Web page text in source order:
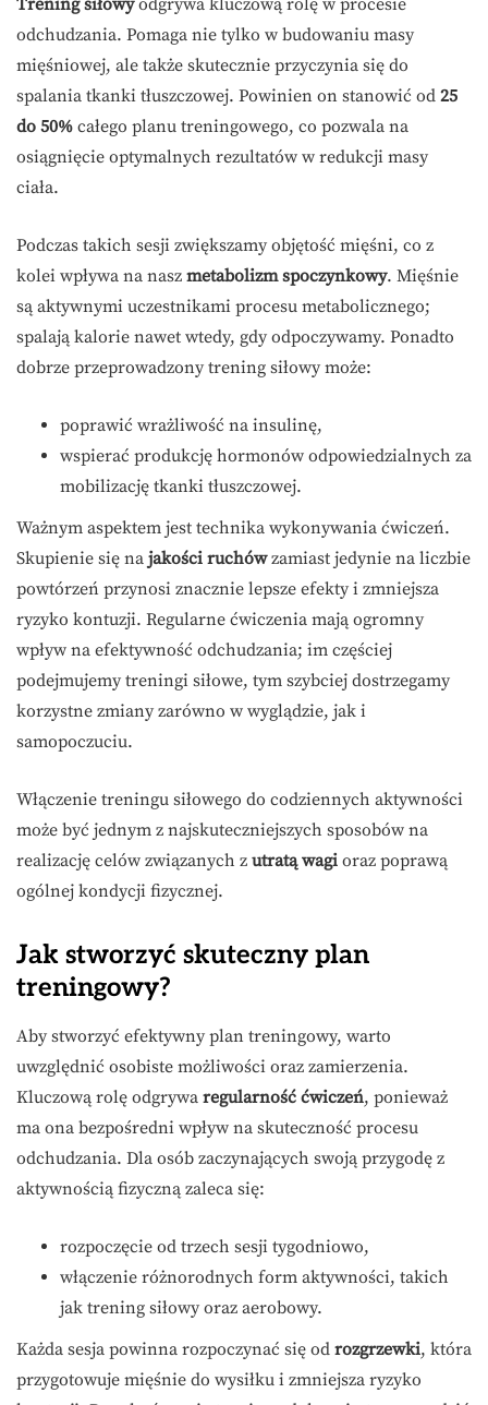
Trening siłowyodgrywa kluczową rolę w procesie
odchudzania. Pomaga nie tylko w budowaniu masy
mięśniowej, ale także skutecznie przyczynia się do
spalania tkanki tłuszczowej. Powinien on stanowić od 25
do 50% całego planu treningowego, co pozwala na
osiągnięcie optymalnych rezultatów w redukcji masy
ciała.
Podczas takich sesji zwiększamy objętość mięśni, co z
kolei wpływa na nasz metabolizm spoczynkowy. Mięśnie
są aktywnymi uczestnikami procesu metabolicznego;
spalają kalorie nawet wtedy, gdy odpoczywamy. Ponadto
dobrze przeprowadzony trening siłowy może:
poprawić wrażliwość na insulinę,
wspierać produkcję hormonów odpowiedzialnych za
mobilizację tkanki tłuszczowej.
Ważnym aspektem jest technika wykonywania ćwiczeń.
Skupienie się na jakości ruchówzamiast jedynie na liczbie
powtórzeń przynosi znacznie lepsze efekty i zmniejsza
ryzyko kontuzji. Regularne ćwiczenia mają ogromny
wpływ na efektywność odchudzania; im częściej
podejmujemy treningi siłowe, tym szybciej dostrzegamy
korzystne zmiany zarówno w wyglądzie, jak i
samopoczuciu.
Włączenie treningu siłowego do codziennych aktywności
może być jednym z najskuteczniejszych sposobów na
realizację celów związanych z utratą wagi oraz poprawą
ogólnej kondycji fizycznej.
Jak stworzyć skuteczny plan
treningowy?
Aby stworzyć efektywny plan treningowy, warto
uwzględnić osobiste możliwości oraz zamierzenia.
Kluczową rolę odgrywa regularność ćwiczeń, ponieważ
ma ona bezpośredni wpływ na skuteczność procesu
odchudzania. Dla osób zaczynających swoją przygodę z
aktywnością fizyczną zaleca się:
rozpoczęcie od trzech sesji tygodniowo,
włączenie różnorodnych form aktywności, takich
jak trening siłowy oraz aerobowy.
Każda sesja powinna rozpoczynać się od rozgrzewki, która
przygotowuje mięśnie do wysiłku i zmniejsza ryzyko